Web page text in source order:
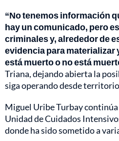
“No tenemos información
hay un comunicado, pero
criminales y, alrededor de
evidencia para materializar
está muerto o no está
Triana, dejando abierta la
siga operando desde
Miguel Uribe Turbay
Unidad de Cuidados
donde ha sido sometido a